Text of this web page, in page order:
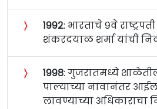
〉 १९९२: भारताचे ९वे
शंकरदयाळ शर्मा यांची
〉 १९९८: गुजरातमध्ये
पाल्याच्या नावानंतर
लावण्याच्या अधिकाराचा